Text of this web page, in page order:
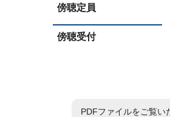
傍聴定員
傍聴受付
PDFファイルをご覧